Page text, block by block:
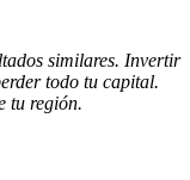
similares. Invertir
todo tu capital.
tu región.